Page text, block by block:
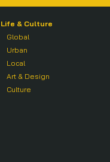
Life & Culture
Global
Urban
Local
Art & Design
Culture